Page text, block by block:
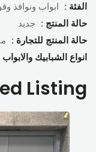
الفئة :
ابواب ونوافذ
حالة المنتج :
جديد
حالة المنتج للتجارة :
انواع الشبابيك والابواب
Listing